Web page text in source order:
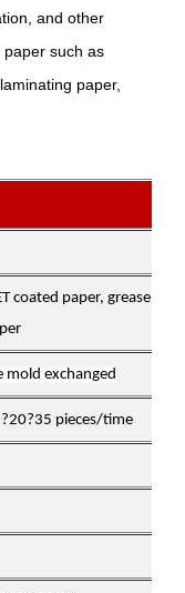
and other
such as
paper,
coated paper,
mold exchanged
?20?35 pieces/time